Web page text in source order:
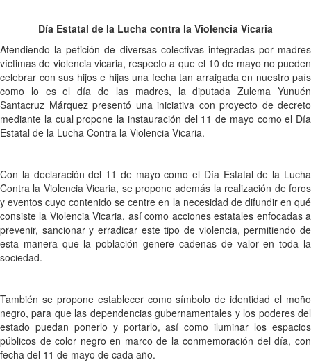
Día Estatal de la Lucha contra la Violencia Vicaria
Atendiendo la petición de diversas colectivas integradas por madres
víctimas de violencia vicaria, respecto a que el 10 de mayo no pueden
celebrar con sus hijos e hijas una fecha tan arraigada en nuestro país
como lo es el día de las madres, la diputada Zulema Yunuén
Santacruz Márquez presentó una iniciativa con proyecto de decreto
mediante la cual propone la instauración del 11 de mayo como el Día
Estatal de la Lucha Contra la Violencia Vicaria.
Con la declaración del 11 de mayo como el Día Estatal de la Lucha
Contra la Violencia Vicaria, se propone además la realización de foros
y eventos cuyo contenido se centre en la necesidad de difundir en qué
consiste la Violencia Vicaria, así como acciones estatales enfocadas a
prevenir, sancionar y erradicar este tipo de violencia, permitiendo de
esta manera que la población genere cadenas de valor en toda la
sociedad.
También se propone establecer como símbolo de identidad el moño
negro, para que las dependencias gubernamentales y los poderes del
estado puedan ponerlo y portarlo, así como iluminar los espacios
públicos de color negro en marco de la conmemoración del día, con
fecha del 11 de mayo de cada año.